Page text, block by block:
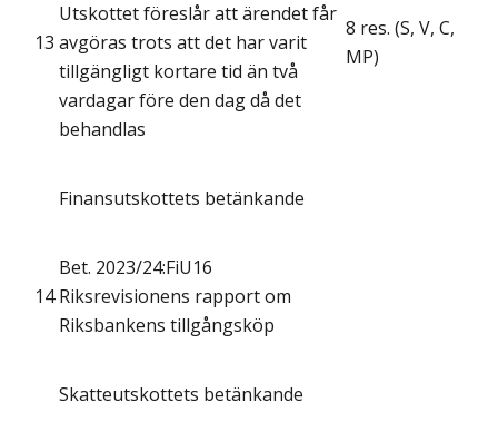
13
Utskottet föreslår att ärendet får
avgöras trots att det har varit
tillgängligt kortare tid än två
vardagar före den dag då det
behandlas
8 res. (S, V, C,
MP)
Finansutskottets betänkande
14
Bet. 2023/24:FiU16
Riksrevisionens rapport om
Riksbankens tillgångsköp
Skatteutskottets betänkande